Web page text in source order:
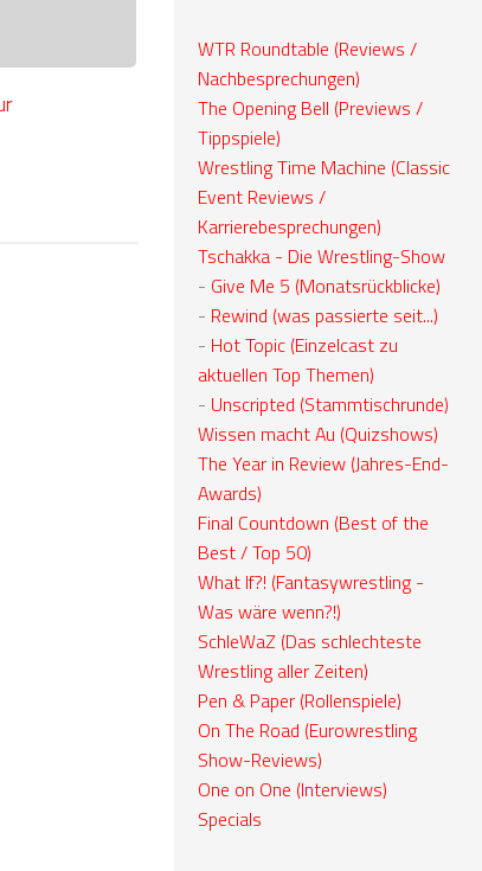
WTR Roundtable (Reviews /
Nachbesprechungen)
The Opening Bell (Previews /
Tippspiele)
Wrestling Time Machine (Classic
Event Reviews /
Karrierebesprechungen)
Tschakka - Die Wrestling-Show
- Give Me 5 (Monatsrückblicke)
- Rewind (was passierte seit...)
- Hot Topic (Einzelcast zu
aktuellen Top Themen)
- Unscripted (Stammtischrunde)
Wissen macht Au (Quizshows)
The Year in Review (Jahres-End-
Awards)
Final Countdown (Best of the
Best / Top 50)
What If?! (Fantasywrestling -
Was wäre wenn?!)
SchleWaZ (Das schlechteste
Wrestling aller Zeiten)
Pen & Paper (Rollenspiele)
On The Road (Eurowrestling
Show-Reviews)
One on One (Interviews)
Specials